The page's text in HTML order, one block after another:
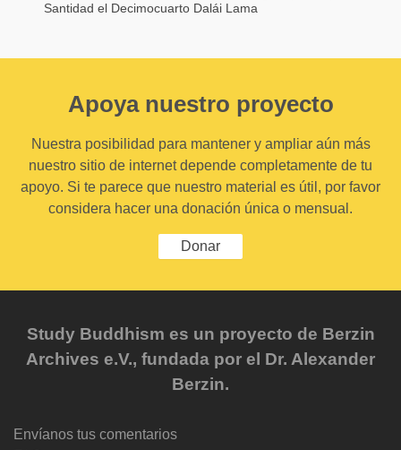
Santidad el Decimocuarto Dalái Lama
Apoya nuestro proyecto
Nuestra posibilidad para mantener y ampliar aún más
nuestro sitio de internet depende completamente de tu
apoyo. Si te parece que nuestro material es útil, por favor
considera hacer una donación única o mensual.
Donar
Study Buddhism es un proyecto de Berzin
Archives e.V., fundada por el Dr. Alexander
Berzin.
Envíanos tus comentarios